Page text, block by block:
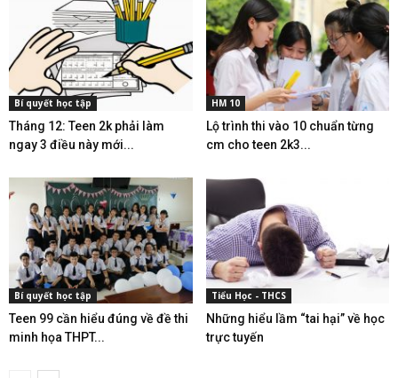
Bí quyết học tập
Tháng 12: Teen 2k phải làm
ngay 3 điều này mới...
HM 10
Lộ trình thi vào 10 chuẩn từng
cm cho teen 2k3...
Bí quyết học tập
Teen 99 cần hiểu đúng về đề thi
minh họa THPT...
Tiểu Học - THCS
Những hiểu lầm “tai hại” về học
trực tuyến